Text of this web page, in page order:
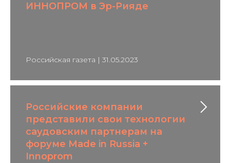
ИННОПРОМ в Эр-Рияде
Российская газета | 31.05.2023
Российские компании
представили свои технологии
саудовским партнерам на
форуме Made in Russia +
Innoprom